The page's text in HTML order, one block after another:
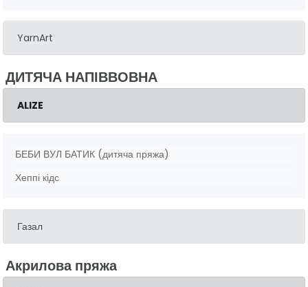
YarnArt
ДИТЯЧА НАПІВВОВНА
ALIZE
БЕБИ ВУЛ БАТИК (дитяча пряжа)
Хеппі кідс
Газал
Акрилова пряжа